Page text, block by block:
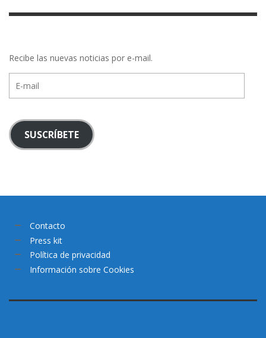
Recibe las nuevas noticias por e-mail.
mail
SUSCRÍBETE
Contacto
Press kit
Política de privacidad
Información sobre Cookies